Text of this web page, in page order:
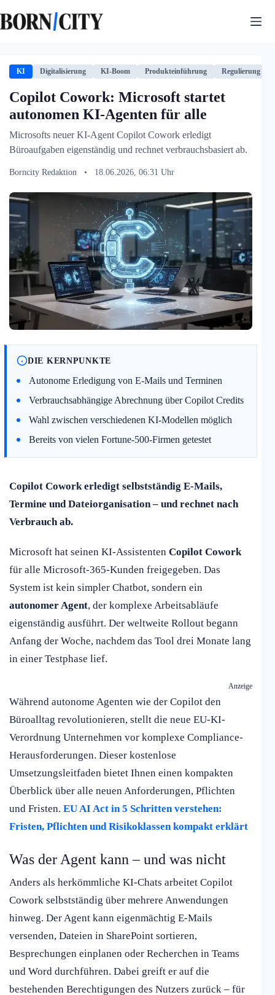
Inhalt
springen
KI Digitalisierung KI-Boom Produkteinführung Regulierung
Copilot Cowork: Microsoft startet
autonomen KI-Agenten für alle
Microsofts neuer KI-Agent Copilot Cowork erledigt
Büroaufgaben eigenständig und rechnet verbrauchsbasiert ab.
Borncity Redaktion • 18.06.2026, 06:31 Uhr
DIE KERNPUNKTE
Autonome Erledigung von E-Mails und Terminen
Verbrauchsabhängige Abrechnung über Copilot Credits
Wahl zwischen verschiedenen KI-Modellen möglich
Bereits von vielen Fortune-500-Firmen getestet
Copilot Cowork erledigt selbstständig E-Mails,
Termine und Dateiorganisation – und rechnet nach
Verbrauch ab.
Microsoft hat seinen KI-Assistenten Copilot Cowork
für alle Microsoft-365-Kunden freigegeben. Das
System ist kein simpler Chatbot, sondern ein
autonomer Agent, der komplexe Arbeitsabläufe
eigenständig ausführt. Der weltweite Rollout begann
Anfang der Woche, nachdem das Tool drei Monate lang
in einer Testphase lief.
Anzeige
Während autonome Agenten wie der Copilot den
Büroalltag revolutionieren, stellt die neue EU-KI-
Verordnung Unternehmen vor komplexe Compliance-
Herausforderungen. Dieser kostenlose
Umsetzungsleitfaden bietet Ihnen einen kompakten
Überblick über alle neuen Anforderungen, Pflichten
und Fristen. EU AI Act in 5 Schritten verstehen:
Fristen, Pflichten und Risikoklassen kompakt erklärt
Was der Agent kann – und was nicht
Anders als herkömmliche KI-Chats arbeitet Copilot
Cowork selbstständig über mehrere Anwendungen
hinweg. Der Agent kann eigenmächtig E-Mails
versenden, Dateien in SharePoint sortieren,
Besprechungen einplanen oder Recherchen in Teams
und Word durchführen. Dabei greift er auf die
bestehenden Berechtigungen des Nutzers zurück – für